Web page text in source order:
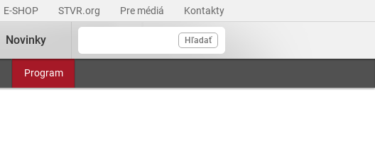
E-SHOP STVR.org Pre médiá Kontakty
Hľadať
Program
Novinky